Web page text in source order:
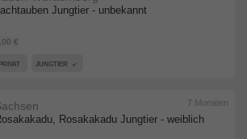
Jungtier - unbekannt
€
PRIVAT JUNGTIER
Rosakakadu Jungtier - weiblich
7 Monaten